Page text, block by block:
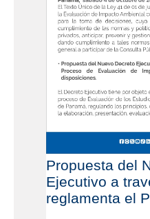
Propuesta del
Ejecutivo a
reglamenta el